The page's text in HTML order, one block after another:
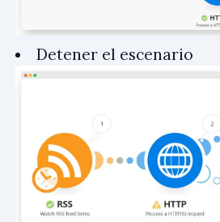
Detener el escenario